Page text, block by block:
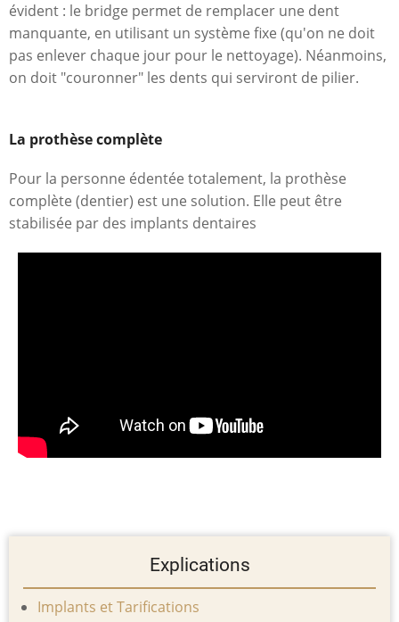
évident : le bridge permet de remplacer une dent
manquante, en utilisant un système fixe (qu'on ne doit
pas enlever chaque jour pour le nettoyage). Néanmoins,
on doit "couronner" les dents qui serviront de pilier.
La prothèse complète
Pour la personne édentée totalement, la prothèse
complète (dentier) est une solution. Elle peut être
stabilisée par des implants dentaires
Explications
Implants et Tarifications